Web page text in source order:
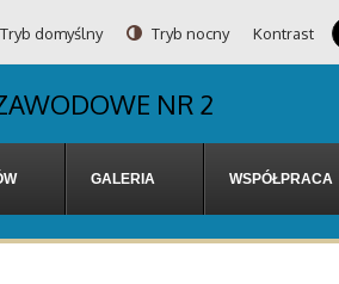
Tryb domyślny Tryb nocny Kontrast
NR 2
GALERIA WSPÓŁPRACA